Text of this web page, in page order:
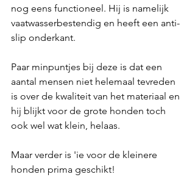
nog eens functioneel. Hij is namelijk
vaatwasserbestendig en heeft een anti-
slip onderkant.
Paar minpuntjes bij deze is dat een
aantal mensen niet helemaal tevreden
is over de kwaliteit van het materiaal en
hij blijkt voor de grote honden toch
ook wel wat klein, helaas.
Maar verder is 'ie voor de kleinere
honden prima geschikt!